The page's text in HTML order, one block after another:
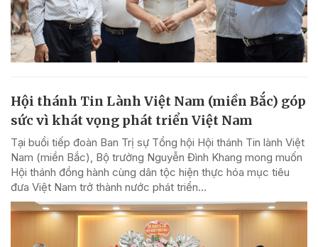
Hội thánh Tin Lành Việt Nam (miền Bắc) góp
sức vì khát vọng phát triển Việt Nam
Tại buổi tiếp đoàn Ban Trị sự Tổng hội Hội thánh Tin lành Việt
Nam (miền Bắc), Bộ trưởng Nguyễn Đình Khang mong muốn
Hội thánh đồng hành cùng dân tộc hiện thực hóa mục tiêu
đưa Việt Nam trở thành nước phát triển...